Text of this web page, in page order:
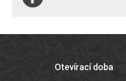
Otevírací doba